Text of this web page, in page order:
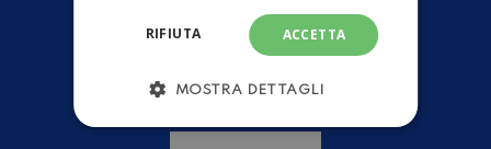
Camper Usati
Servizi Officina
Shop
ACCETTA
RIFIUTA
MOSTRA DETTAGLI